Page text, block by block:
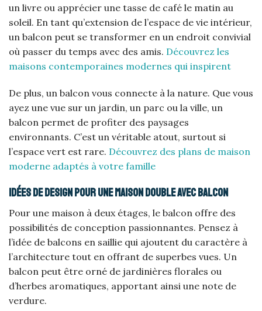
un livre ou apprécier une tasse de café le matin au
soleil. En tant qu’extension de l’espace de vie intérieur,
un balcon peut se transformer en un endroit convivial
où passer du temps avec des amis. Découvrez les
maisons contemporaines modernes qui inspirent
De plus, un balcon vous connecte à la nature. Que vous
ayez une vue sur un jardin, un parc ou la ville, un
balcon permet de profiter des paysages
environnants. C’est un véritable atout, surtout si
l’espace vert est rare. Découvrez des plans de maison
moderne adaptés à votre famille
Idées de design pour une maison double avec balcon
Pour une maison à deux étages, le balcon offre des
possibilités de conception passionnantes. Pensez à
l’idée de balcons en saillie qui ajoutent du caractère à
l’architecture tout en offrant de superbes vues. Un
balcon peut être orné de jardinières florales ou
d’herbes aromatiques, apportant ainsi une note de
verdure.